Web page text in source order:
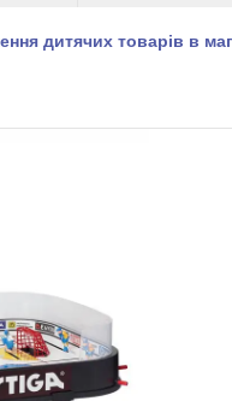
дитячих товарів в